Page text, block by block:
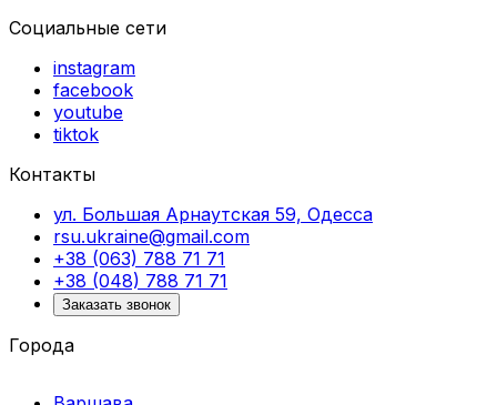
Социальные сети
instagram
facebook
youtube
tiktok
Контакты
ул. Большая Арнаутская 59, Одесса
rsu.ukraine@gmail.com
+38 (063) 788 71 71
+38 (048) 788 71 71
Заказать звонок
Города